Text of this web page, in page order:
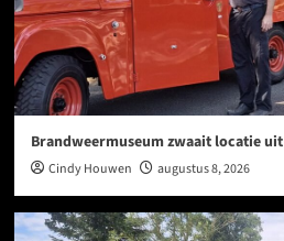
Brandweermuseum zwaait locatie uit
Cindy Houwen augustus 8, 2026